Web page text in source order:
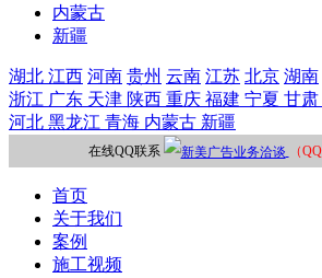
内蒙古
新疆
湖北 江西 河南 贵州 云南 江苏 北京 湖南
浙江 广东 天津 陕西 重庆 福建 宁夏 甘肃
河北 黑龙江 青海 内蒙古 新疆
在线QQ联系 （
首页
关于我们
案例
施工视频